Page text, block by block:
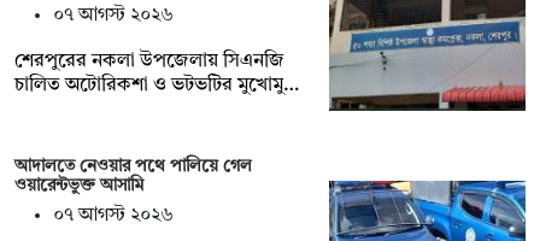
০৭ আগস্ট ২০২৬
শেরপুরের নকলা উপজেলায় সিএনজি
চালিত অটোরিকশা ও ভটভটির মুখোমু…
আদালতে নেওয়ার পথে পালিয়ে গেল
ওয়ারেন্টভুক্ত আসামি
০৭ আগস্ট ২০২৬